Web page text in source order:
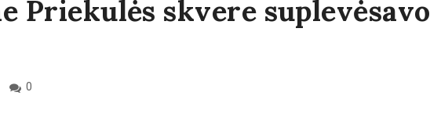
Priekulės skvere suplevėsavo
0